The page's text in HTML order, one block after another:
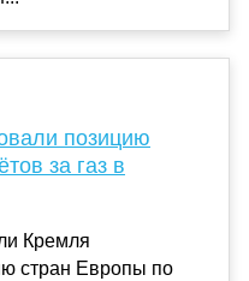
позицию
за газ в
Кремля
стран Европы по